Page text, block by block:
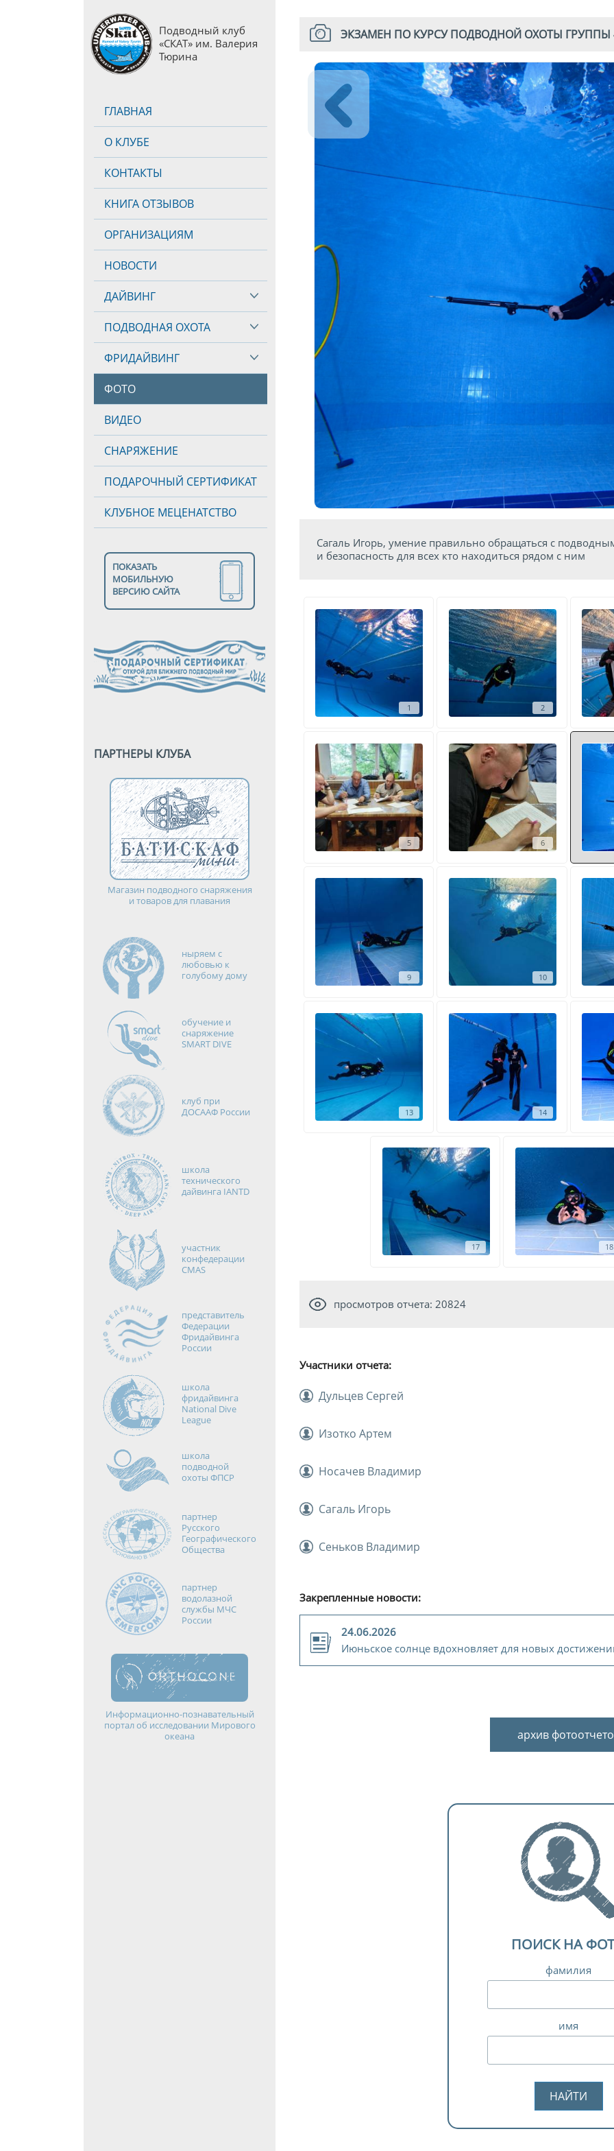
Подводный клуб
«СКАТ» им. Валерия
Тюрина
ГЛАВНАЯ
О КЛУБЕ
КОНТАКТЫ
КНИГА ОТЗЫВОВ
ОРГАНИЗАЦИЯМ
НОВОСТИ
ДАЙВИНГ
ПОДВОДНАЯ ОХОТА
ФРИДАЙВИНГ
ФОТО
ВИДЕО
СНАРЯЖЕНИЕ
ПОДАРОЧНЫЙ СЕРТИФИКАТ
КЛУБНОЕ МЕЦЕНАТСТВО
ПОКАЗАТЬ
МОБИЛЬНУЮ
ВЕРСИЮ САЙТА
ПАРТНЕРЫ КЛУБА
Магазин подводного снаряжения
и товаров для плавания
ныряем с
любовью к
голубому дому
обучение и
снаряжение
SMART DIVE
клуб при
ДОСААФ России
школа
технического
дайвинга IANTD
участник
конфедерации
CMAS
представитель
Федерации
Фридайвинга
России
школа
фридайвинга
National Dive
League
школа
подводной
охоты ФПСР
партнер
Русского
Географического
Общества
партнер
водолазной
службы МЧС
России
Информационно-познавательный
портал об исследовании Мирового
океана
ЭКЗАМЕН ПО КУРСУ ПОДВОДНОЙ ОХОТЫ ГРУППЫ
Сагаль Игорь, умение правильно обращаться с
и безопасность для всех кто находиться рядом с ним
1 2
5 6
9 10
13 14
17 18
просмотров отчета: 20824
Участники отчета:
Дульцев Сергей
Изотко Артем
Носачев Владимир
Сагаль Игорь
Сеньков Владимир
Закрепленные новости:
24.06.2026
Июньское солнце вдохновляет для новых
архив
ПОИСК НА
фамилия
имя